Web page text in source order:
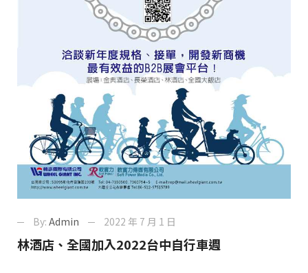
By: Admin 2022 年 7 月 1 日
林酒店、全國加入2022台中自行車週